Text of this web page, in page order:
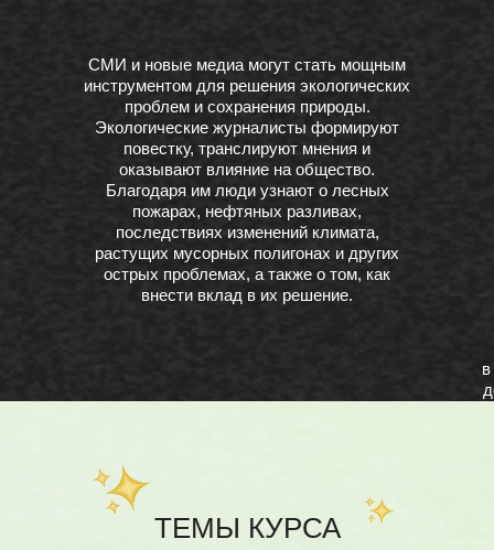
СМИ и новые медиа могут стать мощным
инструментом для решения экологических
проблем и сохранения природы.
Экологические журналисты формируют
повестку, транслируют мнения и
оказывают влияние на общество.
Благодаря им люди узнают о лесных
пожарах, нефтяных разливах,
последствиях изменений климата,
растущих мусорных полигонах и других
острых проблемах, а также о том, как
внести вклад в их решение.
ТЕМЫ КУРСА